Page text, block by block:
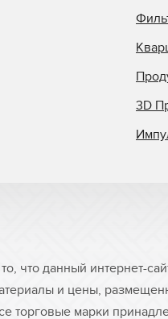
3D
что данный интернет-
и цены,
торговые марки